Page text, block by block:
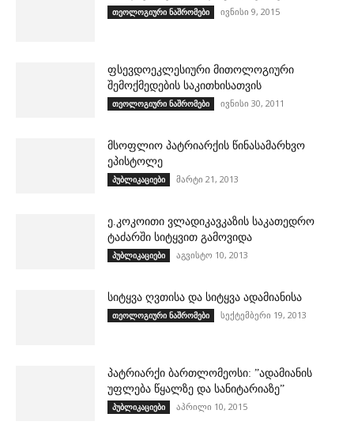
თეოლოგიური ნაშრომები ივნისი 9, 2015
ფსევდოეკლესიური მითოლოგიური
შემოქმედების საკითხისათვის
თეოლოგიური ნაშრომები ივნისი 30, 2011
მსოფლიო პატრიარქის წინასამარხვო
ეპისტოლე
პუბლიკაციები მარტი 21, 2013
ე.კოკოითი ვლადიკავკაზის საკათედრო
ტაძარში სიტყვით გამოვიდა
პუბლიკაციები აგვისტო 10, 2013
სიტყვა ღვთისა და სიტყვა ადამიანისა
თეოლოგიური ნაშრომები სექტემბერი 19, 2013
პატრიარქი ბართლომეოსი: ”ადამიანის
უფლება წყალზე და სანიტარიაზე”
პუბლიკაციები აპრილი 10, 2015